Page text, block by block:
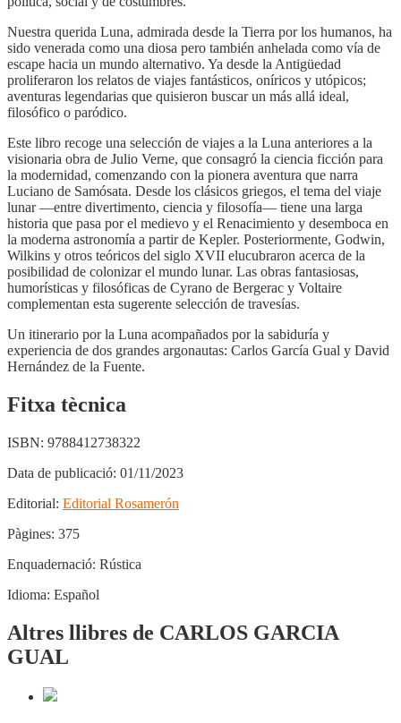
Nuestra querida Luna, admirada desde la Tierra por los humanos, ha
sido venerada como una diosa pero también anhelada como vía de
escape hacia un mundo alternativo. Ya desde la Antigüedad
proliferaron los relatos de viajes fantásticos, oníricos y utópicos;
aventuras legendarias que quisieron buscar un más allá ideal,
filosófico o paródico.
Este libro recoge una selección de viajes a la Luna anteriores a la
visionaria obra de Julio Verne, que consagró la ciencia ficción para
la modernidad, comenzando con la pionera aventura que narra
Luciano de Samósata. Desde los clásicos griegos, el tema del viaje
lunar —entre divertimento, ciencia y filosofía— tiene una larga
historia que pasa por el medievo y el Renacimiento y desemboca en
la moderna astronomía a partir de Kepler. Posteriormente, Godwin,
Wilkins y otros teóricos del siglo XVII elucubraron acerca de la
posibilidad de colonizar el mundo lunar. Las obras fantasiosas,
humorísticas y filosóficas de Cyrano de Bergerac y Voltaire
complementan esta sugerente selección de travesías.
Un itinerario por la Luna acompañados por la sabiduría y
experiencia de dos grandes argonautas: Carlos García Gual y David
Hernández de la Fuente.
Fitxa tècnica
ISBN: 9788412738322
Data de publicació: 01/11/2023
Editorial: Editorial Rosamerón
Pàgines: 375
Enquadernació: Rústica
Idioma: Español
Altres llibres de CARLOS GARCIA
GUAL